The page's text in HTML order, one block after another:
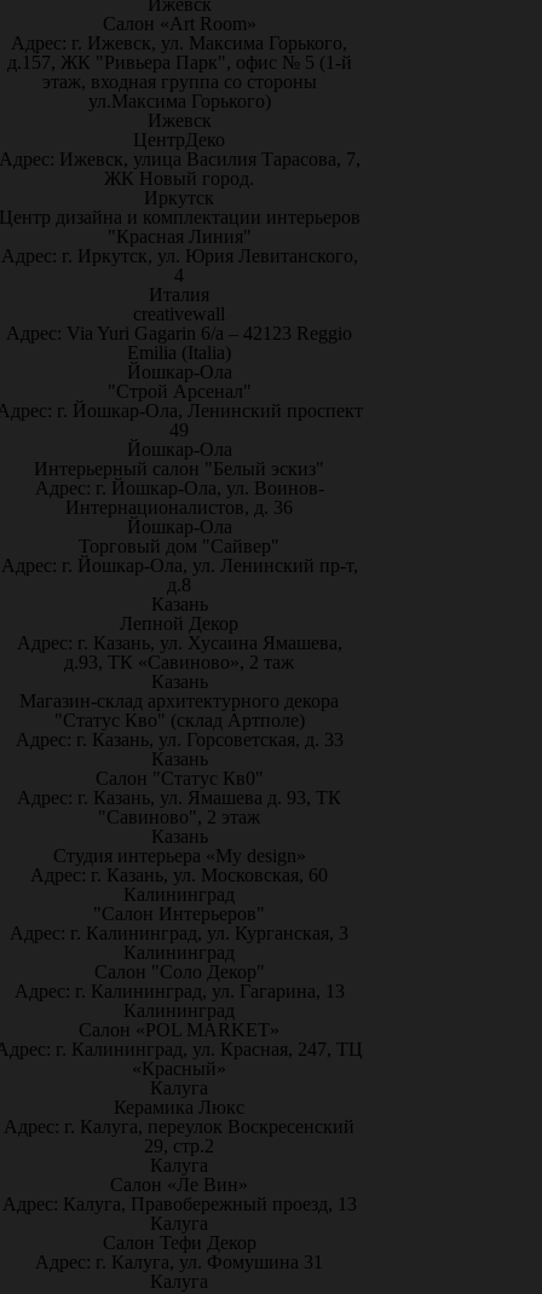
Ижевск
Салон «Art Room»
Адрес: г. Ижевск, ул. Максима Горького,
д.157, ЖК "Ривьера Парк", офис № 5 (1-й
этаж, входная группа со стороны
ул.Максима Горького)
Ижевск
ЦентрДеко
Ижевск, улица Василия Тарасова, 7,
ЖК Новый город.
Иркутск
дизайна и комплектации интерьеров
"Красная Линия"
Адрес: г. Иркутск, ул. Юрия Левитанского,
4
Италия
creativewall
Адрес: Via Yuri Gagarin 6/a – 42123 Reggio
Emilia (Italia)
Йошкар-Ола
"Строй Арсенал"
г. Йошкар-Ола, Ленинский проспект
49
Йошкар-Ола
Интерьерный салон "Белый эскиз"
Адрес: г. Йошкар-Ола, ул. Воинов-
Интернационалистов, д. 36
Йошкар-Ола
Торговый дом "Сайвер"
Адрес: г. Йошкар-Ола, ул. Ленинский пр-т,
д.8
Казань
Лепной Декор
Адрес: г. Казань, ул. Хусаина Ямашева,
д.93, ТК «Савиново», 2 таж
Казань
Магазин-склад архитектурного декора
"Статус Кво" (склад Артполе)
Адрес: г. Казань, ул. Горсоветская, д. 33
Казань
Салон "Статус Кв0"
Адрес: г. Казань, ул. Ямашева д. 93, ТК
"Савиново", 2 этаж
Казань
Студия интерьера «My design»
Адрес: г. Казань, ул. Московская, 60
Калининград
"Салон Интерьеров"
Адрес: г. Калининград, ул. Курганская, 3
Калининград
Салон "Соло Декор"
Адрес: г. Калининград, ул. Гагарина, 13
Калининград
Салон «POL MARKET»
г. Калининград, ул. Красная, 247, ТЦ
«Красный»
Калуга
Керамика Люкс
Адрес: г. Калуга, переулок Воскресенский
29, стр.2
Калуга
Салон «Ле Вин»
Адрес: Калуга, Правобережный проезд, 13
Калуга
Салон Тефи Декор
Адрес: г. Калуга, ул. Фомушина 31
Калуга